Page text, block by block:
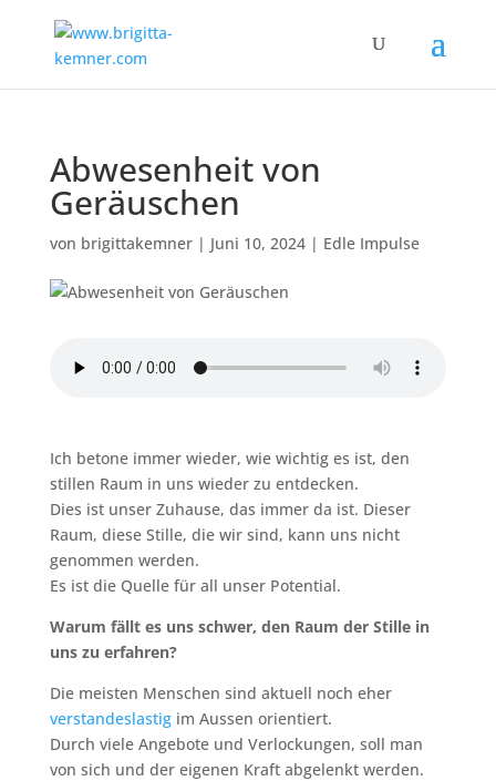
Abwesenheit von
Geräuschen
von brigittakemner| Juni 10, 2024| Edle Impulse
Ich betone immer wieder, wie wichtig es ist, den
stillen Raum in uns wieder zu entdecken.
Dies ist unser Zuhause, das immer da ist. Dieser
Raum, diese Stille, die wir sind, kann uns nicht
genommen werden.
Es ist die Quelle für all unser Potential.
Warum fällt es uns schwer, den Raum der Stille in
uns zu erfahren?
Die meisten Menschen sind aktuell noch eher
verstandeslastigim Aussen orientiert.
Durch viele Angebote und Verlockungen, soll man
von sich und der eigenen Kraft abgelenkt werden.